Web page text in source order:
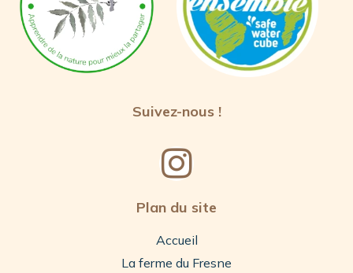
Suivez-nous !
Plan du site
Accueil
La ferme du Fresne